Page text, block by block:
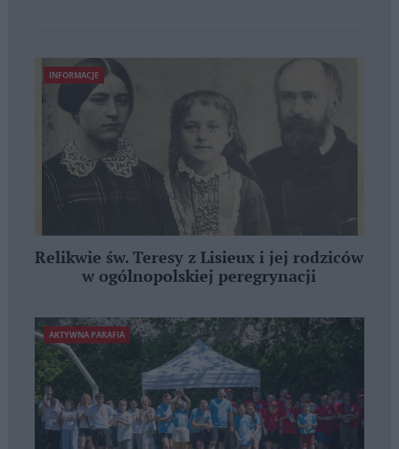
INFORMACJE
Relikwie św. Teresy z Lisieux i jej rodziców
w ogólnopolskiej peregrynacji
AKTYWNA PARAFIA